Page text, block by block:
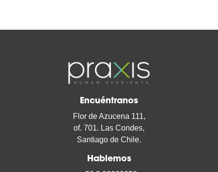
Encuéntranos
Flor de Azucena 111,
of. 701. Las Condes,
Santiago de Chile.
Hablemos